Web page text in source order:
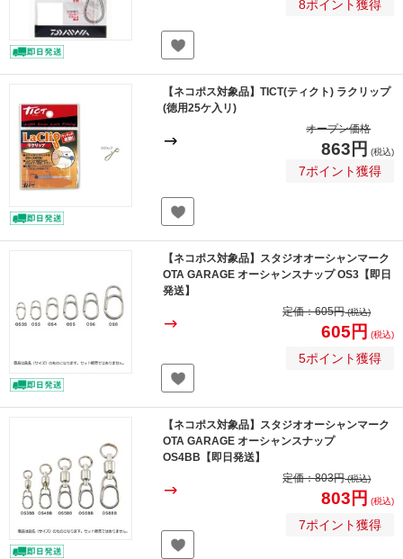
8ポイント獲得
【ネコポス対象品】TICT(ティクト) ラクリップ
(徳用25ケ入リ)
オープン価格
863円 (税込)
7ポイント獲得
【ネコポス対象品】スタジオオーシャンマーク
OTA GARAGE オーシャンスナップ OS3【即日
発送】
定価：605円(税込)
605円 (税込)
5ポイント獲得
【ネコポス対象品】スタジオオーシャンマーク
OTA GARAGE オーシャンスナップ
OS4BB【即日発送】
定価：803円(税込)
803円 (税込)
7ポイント獲得